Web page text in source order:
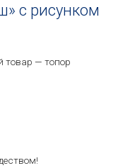
с рисунком
товар — топор